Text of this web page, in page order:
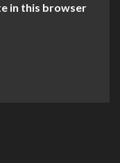
in this browser